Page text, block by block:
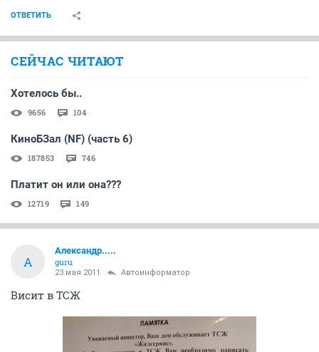
ОТВЕТИТЬ
СЕЙЧАС ЧИТАЮТ
Хотелось бы..
9656 104
КиноБЗал (NF) (часть 6)
187853 746
Платит он или она???
12719 149
А
Александр.....
guru
23 мая 2011 Автоинформатор
Висит в ТСЖ